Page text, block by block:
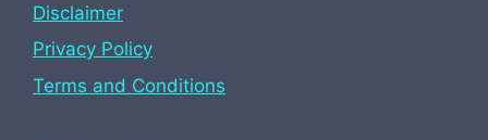
Disclaimer
Privacy Policy
Terms and Conditions